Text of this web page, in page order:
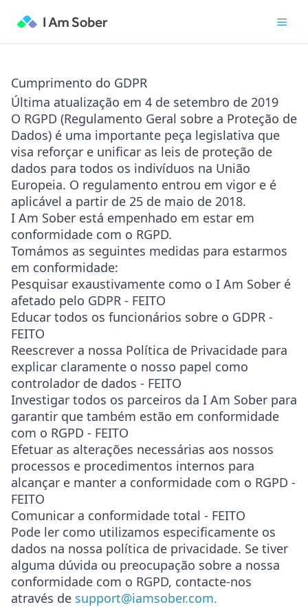
Cumprimento do GDPR
Última atualização em 4 de setembro de 2019
O RGPD (Regulamento Geral sobre a Proteção de
Dados) é uma importante peça legislativa que
visa reforçar e unificar as leis de proteção de
dados para todos os indivíduos na União
Europeia. O regulamento entrou em vigor e é
aplicável a partir de 25 de maio de 2018.
I Am Sober está empenhado em estar em
conformidade com o RGPD.
Tomámos as seguintes medidas para estarmos
em conformidade:
Pesquisar exaustivamente como o I Am Sober é
afetado pelo GDPR - FEITO
Educar todos os funcionários sobre o GDPR -
FEITO
Reescrever a nossa Política de Privacidade para
explicar claramente o nosso papel como
controlador de dados - FEITO
Investigar todos os parceiros da I Am Sober para
garantir que também estão em conformidade
com o RGPD - FEITO
Efetuar as alterações necessárias aos nossos
processos e procedimentos internos para
alcançar e manter a conformidade com o RGPD -
FEITO
Comunicar a conformidade total - FEITO
Pode ler como utilizamos especificamente os
dados na nossa política de privacidade. Se tiver
alguma dúvida ou preocupação sobre a nossa
conformidade com o RGPD, contacte-nos
através de support@iamsober.com.